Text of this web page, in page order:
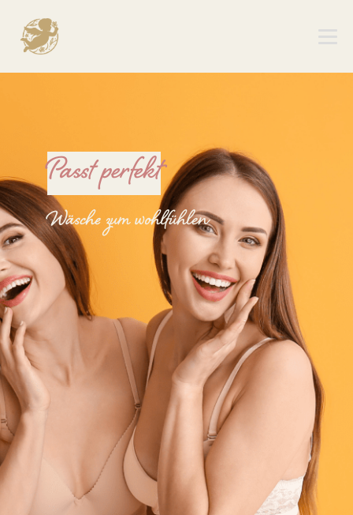
Passt perfekt
Wäsche zum wohlfühlen